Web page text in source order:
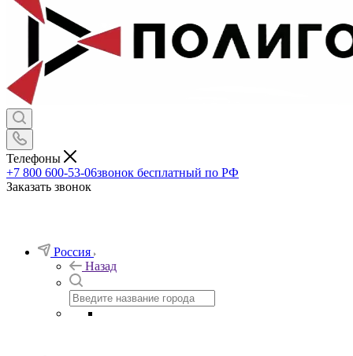
Телефоны
+7 800 600-53-06звонок бесплатный по РФ
Заказать звонок
Россия
Назад